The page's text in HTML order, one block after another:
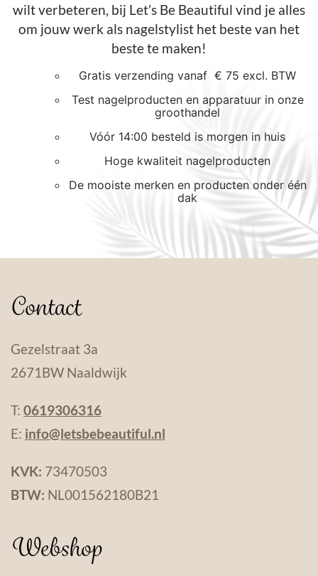
wilt verbeteren, bij Let’s Be Beautiful vind je alles
om jouw werk als nagelstylist het beste van het
beste te maken!
Gratis verzending vanaf € 75 excl. BTW
Test nagelproducten en apparatuur in onze
groothandel
Vóór 14:00 besteld is morgen in huis
Hoge kwaliteit nagelproducten
De mooiste merken en producten onder één
dak
Contact
Gezelstraat 3a
2671BW Naaldwijk
T: 0619306316
E: info@letsbebeautiful.nl
KVK: 73470503
BTW: NL001562180B21
Webshop